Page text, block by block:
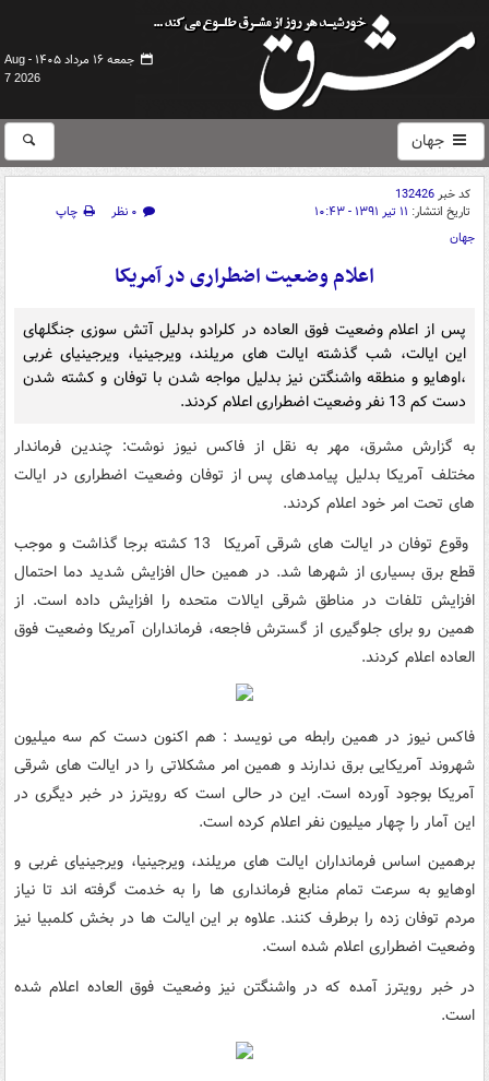
جمعه ۱۶ مرداد ۱۴۰۵ -
Aug
7 2026
جهان
کد خبر132426
تاریخ انتشار: ۱۱ تیر ۱۳۹۱ - ۱۰:۴۳ ۰ نظر
چاپ
جهان
اعلام وضعیت اضطراری در آمریکا
پس از اعلام وضعیت فوق العاده در کلرادو بدلیل آتش سوزی جنگلهای
این ایالت، شب گذشته ایالت های مریلند، ویرجینیا، ویرجینیای غربی
،اوهایو و منطقه واشنگتن نیز بدلیل مواجه شدن با توفان و کشته شدن
دست کم 13 نفر وضعیت اضطراری اعلام کردند.
به گزارش مشرق، مهر به نقل از فاکس نیوز نوشت: چندین فرماندار
مختلف آمریکا بدلیل پیامدهای پس از توفان وضعیت اضطراری در ایالت
های تحت امر خود اعلام کردند.
وقوع توفان در ایالت های شرقی آمریکا 13 کشته برجا گذاشت و موجب
قطع برق بسیاری از شهرها شد. در همین حال افزایش شدید دما احتمال
افزایش تلفات در مناطق شرقی ایالات متحده را افزایش داده است. از
همین رو برای جلوگیری از گسترش فاجعه، فرمانداران آمریکا وضعیت فوق
العاده اعلام کردند.
فاکس نیوز در همین رابطه می نویسد : هم اکنون دست کم سه میلیون
شهروند آمریکایی برق ندارند و همین امر مشکلاتی را در ایالت های شرقی
آمریکا بوجود آورده است. این در حالی است که رویترز در خبر دیگری در
این آمار را چهار میلیون نفر اعلام کرده است.
برهمین اساس فرمانداران ایالت های مریلند، ویرجینیا، ویرجینیای غربی و
اوهایو به سرعت تمام منابع فرمانداری ها را به خدمت گرفته اند تا نیاز
مردم توفان زده را برطرف کنند. علاوه بر این ایالت ها در بخش کلمبیا نیز
وضعیت اضطراری اعلام شده است.
در خبر رویترز آمده که در واشنگتن نیز وضعیت فوق العاده اعلام شده
است.